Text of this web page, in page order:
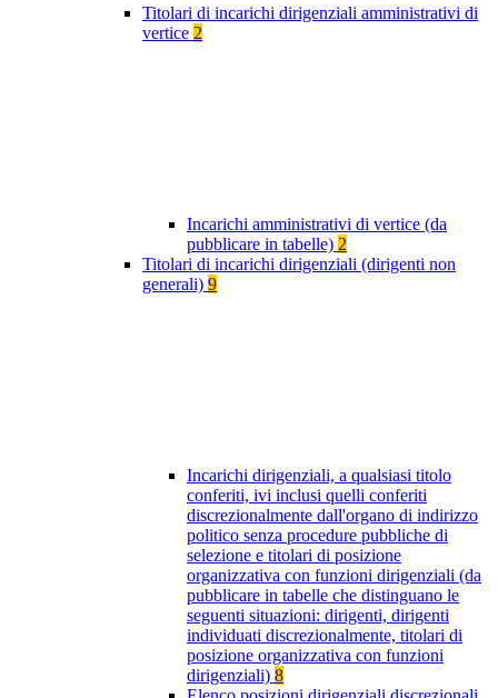
Titolari di incarichi dirigenziali amministrativi di
vertice 2
Incarichi amministrativi di vertice (da
pubblicare in tabelle) 2
Titolari di incarichi dirigenziali (dirigenti non
generali) 9
Incarichi dirigenziali, a qualsiasi titolo
conferiti, ivi inclusi quelli conferiti
discrezionalmente dall'organo di indirizzo
politico senza procedure pubbliche di
selezione e titolari di posizione
organizzativa con funzioni dirigenziali (da
pubblicare in tabelle che distinguano le
seguenti situazioni: dirigenti, dirigenti
individuati discrezionalmente, titolari di
posizione organizzativa con funzioni
dirigenziali) 8